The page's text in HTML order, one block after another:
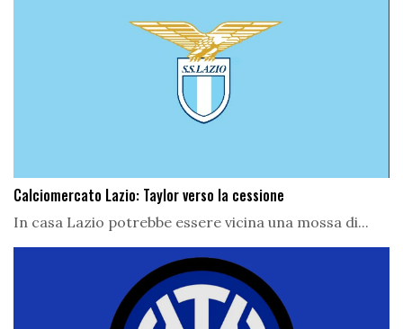
Calciomercato Lazio: Taylor verso la cessione
In casa Lazio potrebbe essere vicina una mossa di...